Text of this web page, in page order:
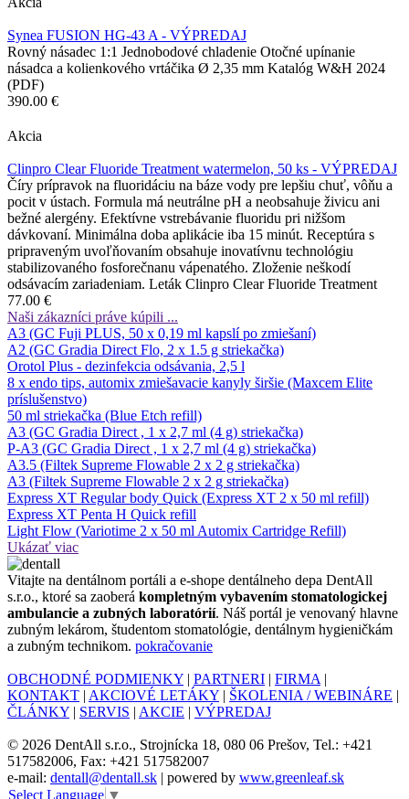
Synea FUSION HG-43 A - VÝPREDAJ
Rovný násadec 1:1 Jednobodové chladenie Otočné upínanie
násadca a kolienkového vrtáčika Ø 2,35 mm Katalóg W&H 2024
(PDF)
390.00 €
Akcia
Clinpro Clear Fluoride Treatment watermelon, 50 ks - VÝPREDAJ
Číry prípravok na fluoridáciu na báze vody pre lepšiu chuť, vôňu a
pocit v ústach. Formula má neutrálne pH a neobsahuje živicu ani
bežné alergény. Efektívne vstrebávanie fluoridu pri nižšom
dávkovaní. Minimálna doba aplikácie iba 15 minút. Receptúra s
pripraveným uvoľňovaním obsahuje inovatívnu technológiu
stabilizovaného fosforečnanu vápenatého. Zloženie neškodí
odsávacím zariadeniam. Leták Clinpro Clear Fluoride Treatment
77.00 €
Naši zákazníci práve kúpili ...
A3 (GC Fuji PLUS, 50 x 0,19 ml kapslí po zmiešaní)
A2 (GC Gradia Direct Flo, 2 x 1.5 g striekačka)
Orotol Plus - dezinfekcia odsávania, 2,5 l
8 x endo tips, automix zmiešavacie kanyly širšie (Maxcem Elite
príslušenstvo)
50 ml striekačka (Blue Etch refill)
A3 (GC Gradia Direct , 1 x 2,7 ml (4 g) striekačka)
P-A3 (GC Gradia Direct , 1 x 2,7 ml (4 g) striekačka)
A3.5 (Filtek Supreme Flowable 2 x 2 g striekačka)
A3 (Filtek Supreme Flowable 2 x 2 g striekačka)
Express XT Regular body Quick (Express XT 2 x 50 ml refill)
Express XT Penta H Quick refill
Light Flow (Variotime 2 x 50 ml Automix Cartridge Refill)
Ukázať viac
Vitajte na dentálnom portáli a e-shope dentálneho depa DentAll
s.r.o., ktoré sa zaoberá kompletným vybavením stomatologickej
ambulancie a zubných laboratórií. Náš portál je venovaný hlavne
zubným lekárom, študentom stomatológie, dentálnym hygieničkám
a zubným technikom. pokračovanie
OBCHODNÉ PODMIENKY | PARTNERI | FIRMA |
KONTAKT | AKCIOVÉ LETÁKY | ŠKOLENIA / WEBINÁRE |
ČLÁNKY | SERVIS | AKCIE | VÝPREDAJ
© 2026 DentAll s.r.o., Strojnícka 18, 080 06 Prešov, Tel.: +421
517582006, Fax: +421 517582007
e-mail: dentall@dentall.sk | powered by www.greenleaf.sk
Select Language ▼